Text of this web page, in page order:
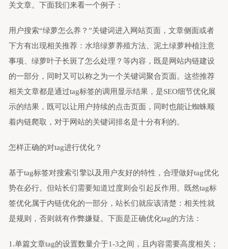
关文章。下面我们来看一个例子：
用户搜索“绿萝怎么养？”关键词进入网站页面，文章侧面或者
下方有出现相关推荐：水培绿萝养殖方法、泥土绿萝种植注意
事项、绿萝叶子长斑了怎么处理？等内容，既是网站内链建设
的一部分，同时又可以称之为一个关键词聚合页面。这些推荐
相关文章都是通过tag标签的调用显示结果，是SEO细节优化展
示的结果，既可以让用户持续的点击页面，同时也能让蜘蛛顺
着内链爬取，对于网站的关键词排名是十分有利的。
怎样正确的对tag进行优化？
基于tag标签对搜索引擎以及用户友好的特性，合理做好tag优化
势在必行。但站长们需要知道过度则会引起反作用。既然tag标
签优化属于内链优化的一部分，站长们就应该清楚：相关性就
是规则，否则就有作弊嫌疑。下面是正确优化tag的方法：
1.单篇文章tag的设置数量介于1-3之间，且内容需要高度相关；